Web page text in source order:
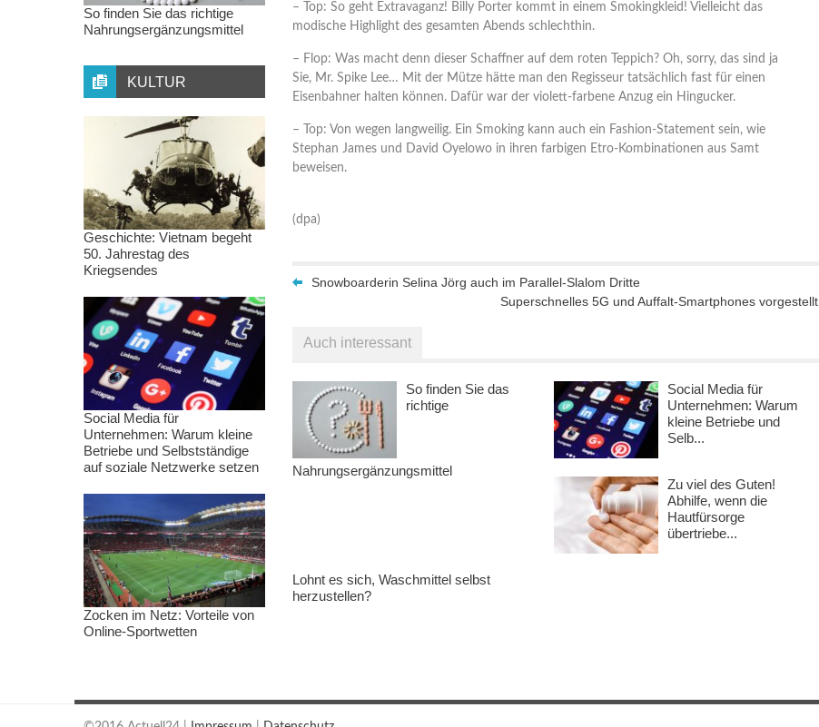
– Top: So geht Extravaganz! Billy Porter kommt in einem Smokingkleid! Vielleicht das
modische Highlight des gesamten Abends schlechthin.
– Flop: Was macht denn dieser Schaffner auf dem roten Teppich? Oh, sorry, das sind ja
Sie, Mr. Spike Lee… Mit der Mütze hätte man den Regisseur tatsächlich fast für einen
Eisenbahner halten können. Dafür war der violett-farbene Anzug ein Hingucker.
– Top: Von wegen langweilig. Ein Smoking kann auch ein Fashion-Statement sein, wie
Stephan James und David Oyelowo in ihren farbigen Etro-Kombinationen aus Samt
beweisen.
(dpa)
Snowboarderin Selina Jörg auch im Parallel-Slalom Dritte
Superschnelles 5G und Auffalt-Smartphones vorgestellt
Auch interessant
So finden Sie das
richtige
Nahrungsergänzungsmittel
Social Media für
Unternehmen: Warum
kleine Betriebe und
Selb...
Zu viel des Guten!
Abhilfe, wenn die
Hautfürsorge
übertriebe...
Lohnt es sich, Waschmittel selbst
herzustellen?
So finden Sie das richtige
Nahrungsergänzungsmittel
KULTUR
Geschichte: Vietnam begeht
50. Jahrestag des
Kriegsendes
Social Media für
Unternehmen: Warum kleine
Betriebe und Selbstständige
auf soziale Netzwerke setzen
Zocken im Netz: Vorteile von
Online-Sportwetten